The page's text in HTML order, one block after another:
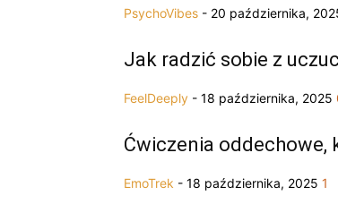
PsychoVibes - 20 października,
Jak radzić sobie z
FeelDeeply - 18 października, 2025
Ćwiczenia oddechowe,
EmoTrek - 18 października, 2025 1